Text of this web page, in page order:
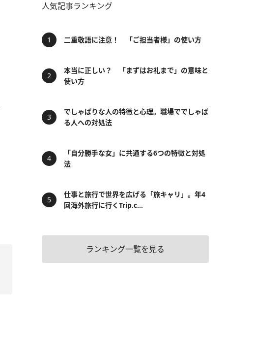
人気記事ランキング
二重敬語に注意！ 「ご担当者様」の使い方
本当に正しい？ 「まずはお礼まで」の意味と
使い方
でしゃばりな人の特徴と心理。職場ででしゃば
る人への対処法
「自分勝手な女」に共通する6つの特徴と対処
法
仕事と旅行で世界を広げる「旅キャリ」。年4
回海外旅行に行くTrip.c...
ランキング一覧を見る